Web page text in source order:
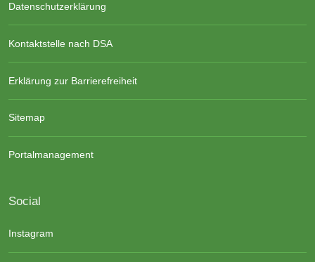
Datenschutzerklärung
Kontaktstelle nach DSA
Erklärung zur Barrierefreiheit
Sitemap
Portalmanagement
Social
Instagram